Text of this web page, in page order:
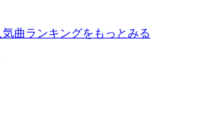
曲ランキングをもっとみる